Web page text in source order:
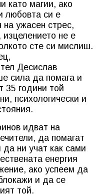
като магии, ако
любовта си е
ужасен стрес,
изцелението не е
сте си мислиш.
Десислав
сила да помага и
35 години той
психологически и
идват на
да помагат
да ни учат как сами
енергия
ако успеем да
и да се
той.